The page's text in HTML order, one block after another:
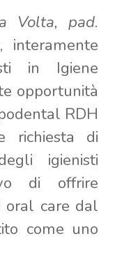
Volta, pad.
in Igiene
opportunità
RDH
richiesta di
igienisti
di offrire
oral care dal
come uno